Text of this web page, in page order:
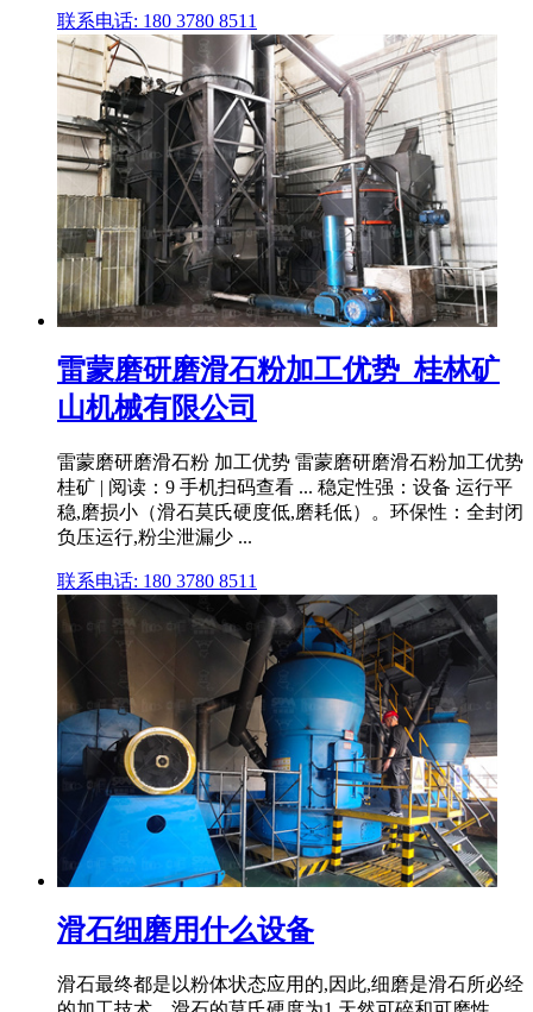
联系电话: 180 3780 8511
雷蒙磨研磨滑石粉加工优势_桂林矿
山机械有限公司
雷蒙磨研磨滑石粉 加工优势 雷蒙磨研磨滑石粉加工优势
桂矿 | 阅读：9 手机扫码查看 ... 稳定性强：设备 运行平
稳,磨损小（滑石莫氏硬度低,磨耗低）。环保性：全封闭
负压运行,粉尘泄漏少 ...
联系电话: 180 3780 8511
滑石细磨用什么设备
滑石最终都是以粉体状态应用的,因此,细磨是滑石所必经